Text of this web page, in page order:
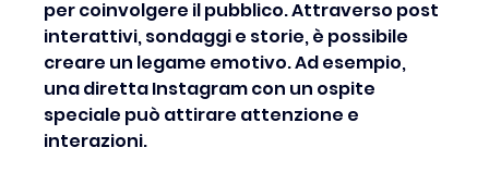
per coinvolgere il pubblico. Attraverso post
interattivi, sondaggi e storie, è possibile
creare un legame emotivo. Ad esempio,
una diretta Instagram con un ospite
speciale può attirare attenzione e
interazioni.